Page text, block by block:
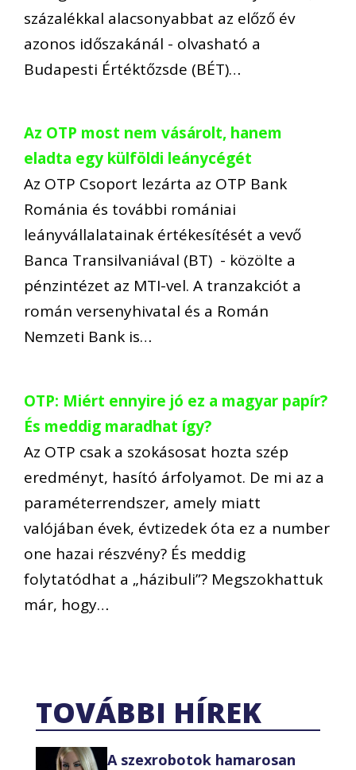
százalékkal alacsonyabbat az előző év
azonos időszakánál - olvasható a
Budapesti Értéktőzsde (BÉT)…
Az OTP most nem vásárolt, hanem
eladta egy külföldi leánycégét
Az OTP Csoport lezárta az OTP Bank
Románia és további romániai
leányvállalatainak értékesítését a vevő
Banca Transilvaniával (BT) - közölte a
pénzintézet az MTI-vel. A tranzakciót a
román versenyhivatal és a Román
Nemzeti Bank is…
OTP: Miért ennyire jó ez a magyar papír?
És meddig maradhat így?
Az OTP csak a szokásosat hozta szép
eredményt, hasító árfolyamot. De mi az a
paraméterrendszer, amely miatt
valójában évek, évtizedek óta ez a number
one hazai részvény? És meddig
folytatódhat a „házibuli”? Megszokhattuk
már, hogy…
TOVÁBBI HÍREK
A szexrobotok hamarosan